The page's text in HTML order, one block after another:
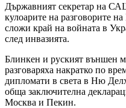
Държавният секретар на
кулоарите на разговорите
сложи край на войната в
след инвазията.
Блинкен и руският външен
разговаряха накратко по
дипломати в света в Ню
обща заключителна
Москва и Пекин.